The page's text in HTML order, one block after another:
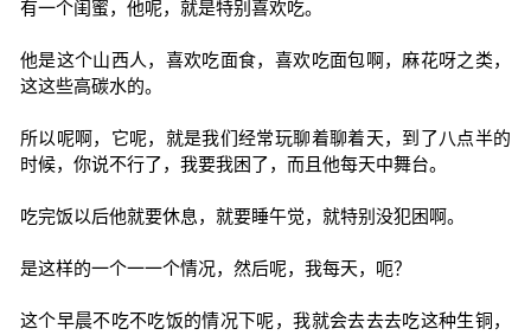
有一个闺蜜，他呢，就是特别喜欢吃。
他是这个山西人，喜欢吃面食，喜欢吃面包啊，麻花呀之类，
这这些高碳水的。
所以呢啊，它呢，就是我们经常玩聊着聊着天，到了八点半的
时候，你说不行了，我要我困了，而且他每天中舞台。
吃完饭以后他就要休息，就要睡午觉，就特别没犯困啊。
是这样的一个一一个情况，然后呢，我每天，呃？
这个早晨不吃不吃饭的情况下呢，我就会去去去吃这种生铜，